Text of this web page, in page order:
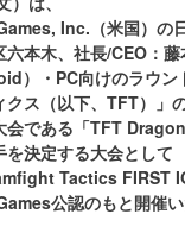
Inc.（米国）の
六本木、社長/CEO：
）・PC向けのラウン
クス（以下、TFT）」
会である「TFT
を決定する大会として
Tactics
公認のもと開催